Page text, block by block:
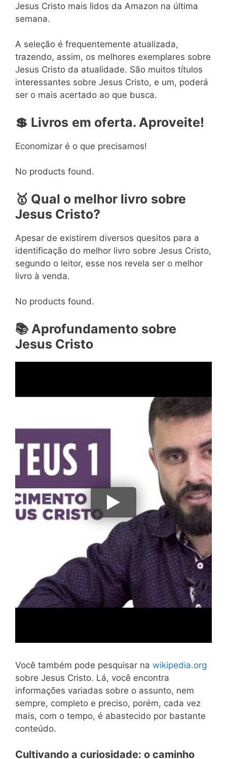
Jesus Cristo mais lidos da Amazon na última
semana.
A seleção é frequentemente atualizada,
trazendo, assim, os melhores exemplares sobre
Jesus Cristo da atualidade. São muitos títulos
interessantes sobre Jesus Cristo, e um, poderá
ser o mais acertado ao que busca.
💲 Livros em oferta. Aproveite!
Economizar é o que precisamos!
No products found.
🥇 Qual o melhor livro sobre
Jesus Cristo?
Apesar de existirem diversos quesitos para a
identificação do melhor livro sobre Jesus Cristo,
segundo o leitor, esse nos revela ser o melhor
livro à venda.
No products found.
📚 Aprofundamento sobre
Jesus Cristo
Você também pode pesquisar na wikipedia.org
sobre Jesus Cristo. Lá, você encontra
informações variadas sobre o assunto, nem
sempre, completo e preciso, porém, cada vez
mais, com o tempo, é abastecido por bastante
conteúdo.
Cultivando a curiosidade: o caminho